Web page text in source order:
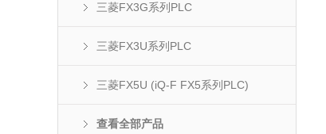
三菱FX3G系列PLC
三菱FX3U系列PLC
三菱FX5U (iQ-F FX5系列PLC)
查看全部产品